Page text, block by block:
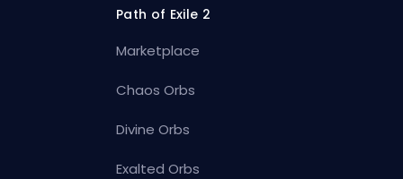
Path of Exile 2
Marketplace
Chaos Orbs
Divine Orbs
Exalted Orbs